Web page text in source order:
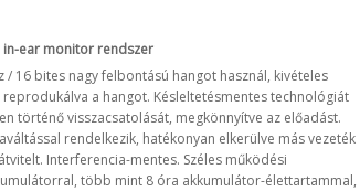
in-ear monitor rendszer
16 bites nagy felbontású hangot használ, kivételes
a hangot. Késleltetésmentes technológiát
történő visszacsatolását, megkönnyítve az előadást.
rendelkezik, hatékonyan elkerülve más vezeték
Interferencia-mentes. Széles működési
több mint 8 óra akkumulátor-élettartammal,